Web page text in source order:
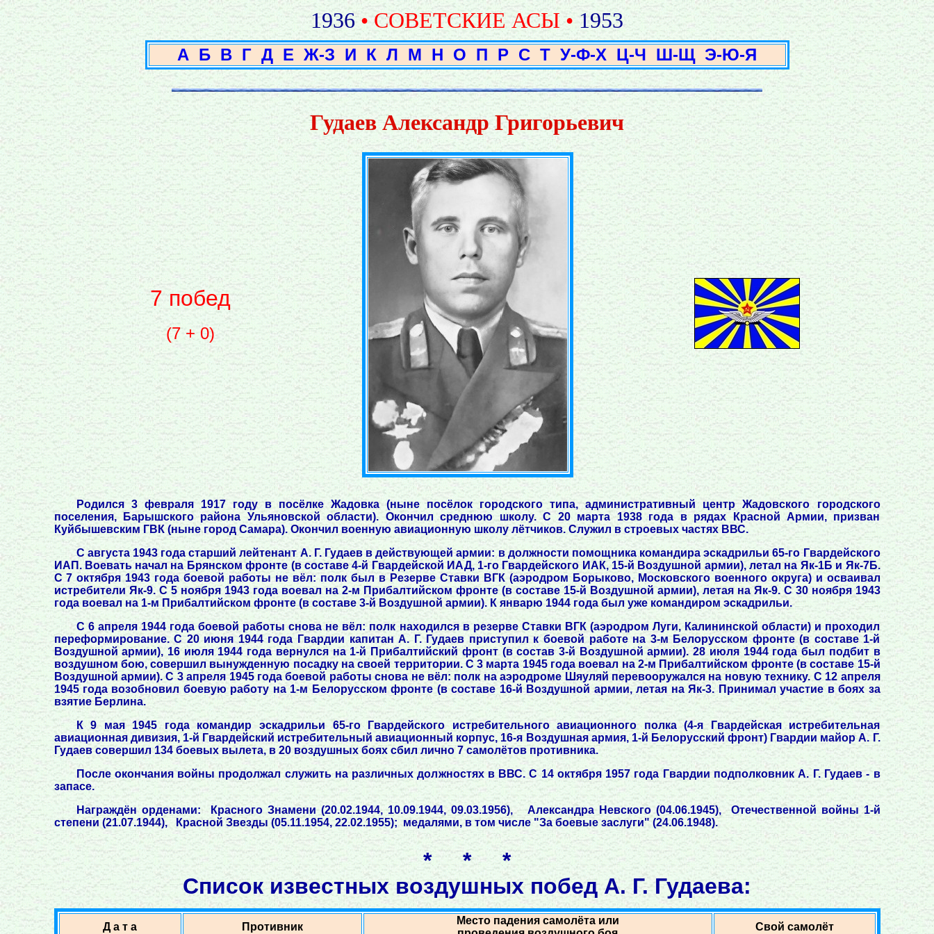
1936 • СОВЕТСКИЕ АСЫ • 1953
А Б В Г Д Е Ж-З И К Л М Н О П Р С Т У-Ф-Х Ц-Ч Ш-Щ Э-Ю-Я
Гудаев Александр Григорьевич
7 побед
(7 + 0)
Родился 3 февраля 1917 году в посёлке Жадовка (ныне посёлок городского типа, административный центр Жадовского городского
поселения, Барышского района Ульяновской области). Окончил среднюю школу. С 20 марта 1938 года в рядах Красной Армии, призван
Куйбышевским ГВК (ныне город Самара). Окончил военную авиационную школу лётчиков. Служил в строевых частях ВВС.
С августа 1943 года старший лейтенант А. Г. Гудаев в действующей армии: в должности помощника командира эскадрильи 65-го Гвардейского
ИАП. Воевать начал на Брянском фронте (в составе 4-й Гвардейской ИАД, 1-го Гвардейского ИАК, 15-й Воздушной армии), летал на Як-1Б и Як-7Б.
С 7 октября 1943 года боевой работы не вёл: полк был в Резерве Ставки ВГК (аэродром Борыково, Московского военного округа) и осваивал
истребители Як-9. С 5 ноября 1943 года воевал на 2-м Прибалтийском фронте (в составе 15-й Воздушной армии), летая на Як-9. С 30 ноября 1943
года воевал на 1-м Прибалтийском фронте (в составе 3-й Воздушной армии). К январю 1944 года был уже командиром эскадрильи.
С 6 апреля 1944 года боевой работы снова не вёл: полк находился в резерве Ставки ВГК (аэродром Луги, Калининской области) и проходил
переформирование. С 20 июня 1944 года Гвардии капитан А. Г. Гудаев приступил к боевой работе на 3-м Белорусском фронте (в составе 1-й
Воздушной армии), 16 июля 1944 года вернулся на 1-й Прибалтийский фронт (в состав 3-й Воздушной армии). 28 июля 1944 года был подбит в
воздушном бою, совершил вынужденную посадку на своей территории. С 3 марта 1945 года воевал на 2-м Прибалтийском фронте (в составе 15-й
Воздушной армии). С 3 апреля 1945 года боевой работы снова не вёл: полк на аэродроме Шяуляй перевооружался на новую технику. С 12 апреля
1945 года возобновил боевую работу на 1-м Белорусском фронте (в составе 16-й Воздушной армии, летая на Як-3. Принимал участие в боях за
взятие Берлина.
К 9 мая 1945 года командир эскадрильи 65-го Гвардейского истребительного авиационного полка (4-я Гвардейская истребительная
авиационная дивизия, 1-й Гвардейский истребительный авиационный корпус, 16-я Воздушная армия, 1-й Белорусский фронт) Гвардии майор А. Г.
Гудаев совершил 134 боевых вылета, в 20 воздушных боях сбил лично 7 самолётов противника.
После окончания войны продолжал служить на различных должностях в ВВС. С 14 октября 1957 года Гвардии подполковник А. Г. Гудаев - в
запасе.
Награждён орденами: Красного Знамени (20.02.1944, 10.09.1944, 09.03.1956), Александра Невского (04.06.1945), Отечественной войны 1-й
степени (21.07.1944), Красной Звезды (05.11.1954, 22.02.1955); медалями, в том числе "За боевые заслуги" (24.06.1948).
* * *
Список известных воздушных побед А. Г. Гудаева:
Д а т а Противник
Место падения самолёта или
Свой самолёт